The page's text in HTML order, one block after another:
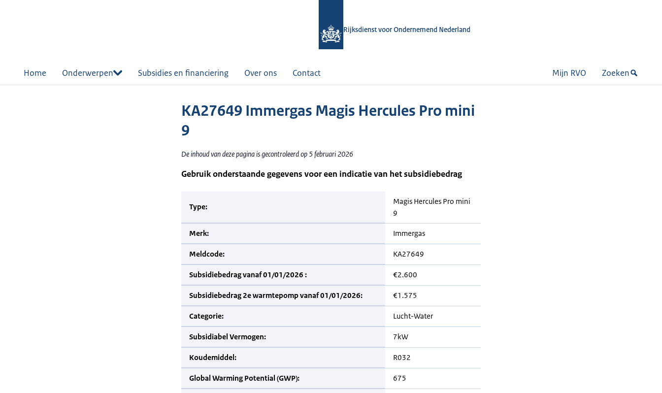
Rijksdienst voor Ondernemend Nederland
Home Onderwerpen Subsidies en financiering Over ons Contact Mijn RVO Zoeken
KA27649 Immergas Magis Hercules Pro mini
9
De inhoud van deze pagina is gecontroleerd op 5 februari 2026
Gebruik onderstaande gegevens voor een indicatie van het subsidiebedrag
Type:
Magis Hercules Pro mini
9
Merk: Immergas
Meldcode: KA27649
Subsidiebedrag vanaf 01/01/2026 : €2.600
Subsidiebedrag 2e warmtepomp vanaf 01/01/2026: €1.575
Categorie: Lucht-Water
Subsidiabel Vermogen: 7kW
Koudemiddel: R032
Global Warming Potential (GWP): 675